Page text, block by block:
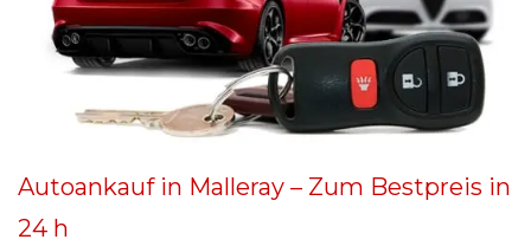
Autoankauf in Malleray – Zum Bestpreis in
24 h